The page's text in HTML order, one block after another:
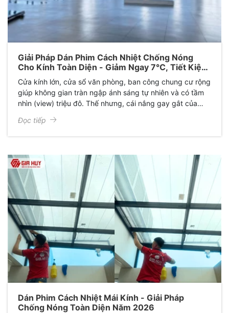
Giải Pháp Dán Phim Cách Nhiệt Chống Nóng
Cho Kính Toàn Diện - Giảm Ngay 7°C, Tiết Kiệm
30% Tiền Điện Mỗi Tháng
Cửa kính lớn, cửa sổ văn phòng, ban công chung cư rộng
giúp không gian tràn ngập ánh sáng tự nhiên và có tầm
nhìn (view) triệu đô. Thế nhưng, cái nắng gay gắt của
hòa hết công suất nhưng nhà vẫn nóng, hóa đơn tiền điện
tăng, nội thất đắt tiền thì bạc màu, xuống cấp. Đâu là giải
chuyên nghiệp tại Gia Huy chính là câu trả lời hoàn hảo
nhất.
Đọc tiếp
Dán Phim Cách Nhiệt Mái Kính - Giải Pháp
Chống Nóng Toàn Diện Năm 2026